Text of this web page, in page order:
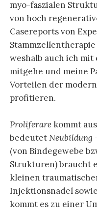
myo-faszialen
von hoch
Casereports von
weshalb auch ich
mitgehe und meine
Vorteilen der
profitieren.
Proliferarekommt
bedeutetNeubildung
(von Bindegewebe
Strukturen) braucht
kleinen
Injektionsnadel
kommt es zu einer